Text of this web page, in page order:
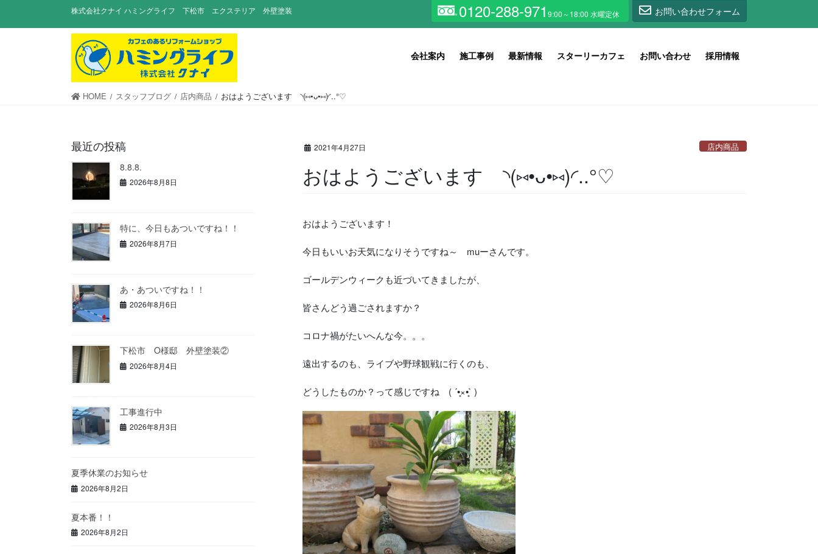
株式会社クナイ ハミングライフ 下松市 エクステリア 外壁塗装 0120-288-971 お問い合わせフォーム
会社案内 施工事例 最新情報 スターリーカフェ お問い合わせ 採用情報
HOME スタッフブログ 店内商品 おはようございます ◝(⑅•ᴗ•⑅)◜..°♡
2021年4月27日 店内商品
おはようございます ◝(⑅•ᴗ•⑅)◜..°♡
おはようございます！
今日もいいお天気になりそうですね～ muーさんです。
ゴールデンウィークも近づいてきましたが、
皆さんどう過ごされますか？
コロナ禍がたいへんな今。。。
遠出するのも、ライブや野球観戦に行くのも、
どうしたものか？って感じですね ( ´•̥×•̥` )
最近の投稿
8.8.8.
2026年8月8日
特に、今日もあついですね！！
2026年8月7日
あ・あついですね！！
2026年8月6日
下松市 O様邸 外壁塗装②
2026年8月4日
工事進行中
2026年8月3日
夏季休業のお知らせ
2026年8月2日
夏本番！！
2026年8月2日